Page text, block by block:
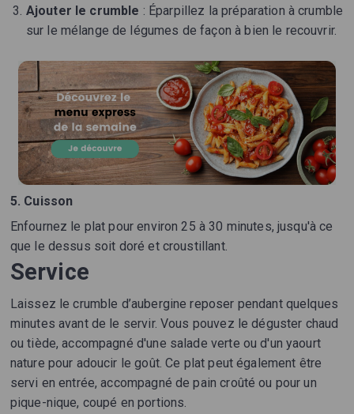
Ajouter le crumble : Éparpillez la préparation à crumble
sur le mélange de légumes de façon à bien le recouvrir.
5. Cuisson
Enfournez le plat pour environ 25 à 30 minutes, jusqu'à ce
que le dessus soit doré et croustillant.
Service
Laissez le crumble d’aubergine reposer pendant quelques
minutes avant de le servir. Vous pouvez le déguster chaud
ou tiède, accompagné d'une salade verte ou d'un yaourt
nature pour adoucir le goût. Ce plat peut également être
servi en entrée, accompagné de pain croûté ou pour un
pique-nique, coupé en portions.